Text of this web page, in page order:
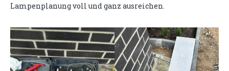
Lampenplanung voll und ganz ausreichen.